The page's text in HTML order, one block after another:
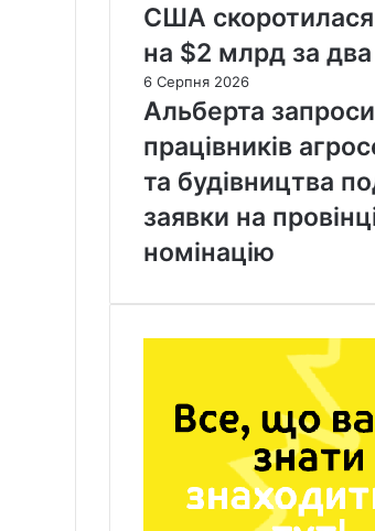
США
на $2 млрд за
6 Серпня 2026
Альберта
працівників
та будівництва
заявки на
номінацію